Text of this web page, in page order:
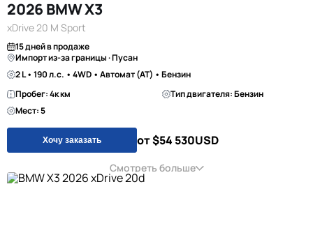
2026 BMW X3
xDrive 20 M Sport
15 дней в продаже
Импорт из-за границы · Пусан
2 L • 190 л.с. • 4WD • Автомат (AT) • Бензин
Пробег: 4к км
Тип двигателя: Бензин
Мест: 5
Хочу заказать от $54 530USD
Смотреть больше